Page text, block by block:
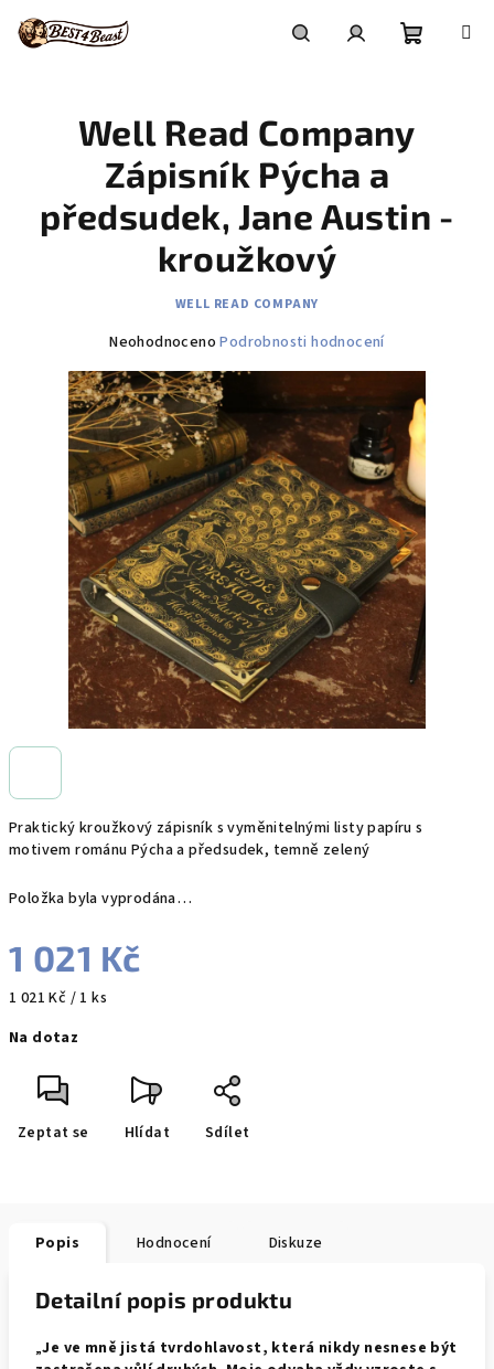
obsah
košík
Praktický kroužkový zápisník s vyměnitelnými listy papíru s
motivem románu Pýcha a předsudek, temně zelený
Položka byla vyprodána…
1 021 Kč
Měrná
1 021 Kč / 1 ks
Na dotaz
Zeptat se Hlídat Sdílet
Well Read Company
Zápisník Pýcha a
předsudek, Jane Austin -
kroužkový
WELL READ COMPANY
Průměrné
produktu
je
0,0
z
5
hvězdiček.
Neohodnoceno Podrobnosti hodnocení
Popis Hodnocení Diskuze
Detailní popis produktu
„Je ve mně jistá tvrdohlavost, která nikdy nesnese být